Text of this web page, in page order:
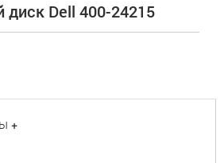
УСЛУГИ
диск Dell 400-24215
+